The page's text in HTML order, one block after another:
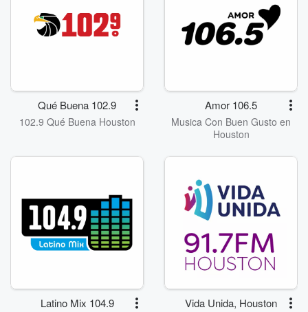
Qué Buena 102.9
102.9 Qué Buena Houston
Amor 106.5
Musica Con Buen Gusto en
Houston
Latino Mix 104.9 Vida Unida, Houston